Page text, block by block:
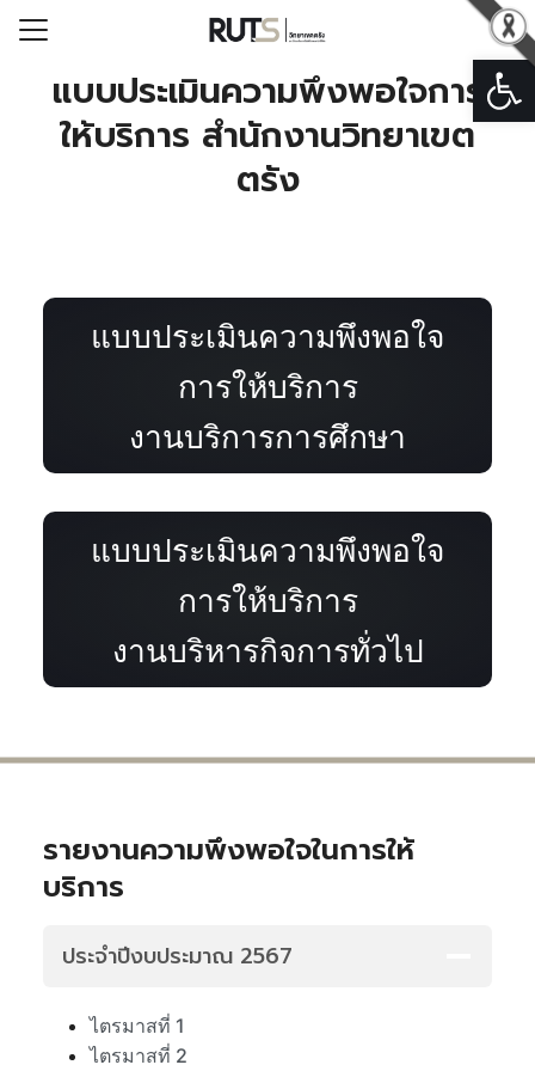
ะบบสารสนเทศ
แบบประเมินความพึงพอใจการ
ให้บริการ สำนักงานวิทยาเขต
ตรัง
แบบประเมินความพึงพอใจ
การให้บริการ
งานบริการการศึกษา
แบบประเมินความพึงพอใจ
การให้บริการ
งานบริหารกิจการทั่วไป
รายงานความพึงพอใจในการให้
บริการ
ประจำปีงบประมาณ 2567
ไตรมาสที่ 1
ไตรมาสที่ 2